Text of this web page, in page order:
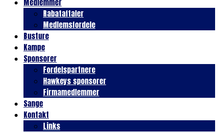
Rabataftaler
Medlemsfordele
Busture
Kampe
Sponsorer
Fordelspartnere
Hawkeys sponsorer
Firmamedlemmer
Sange
Kontakt
Links